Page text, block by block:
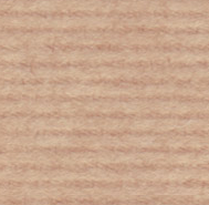
ΗΠΑ: Η
10χρονου
και η
του